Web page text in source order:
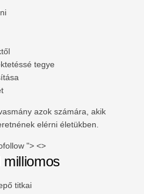
tegye
azok számára, akik
elérni életükben.
"> <>
titkai